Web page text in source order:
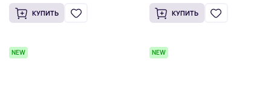
КУПИТЬ КУПИТЬ
NEW NEW